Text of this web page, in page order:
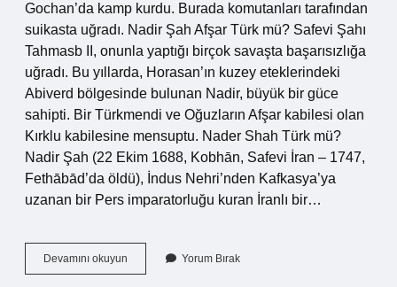
Gochan’da kamp kurdu. Burada komutanları tarafından
suikasta uğradı. Nadir Şah Afşar Türk mü? Safevi Şahı
Tahmasb II, onunla yaptığı birçok savaşta başarısızlığa
uğradı. Bu yıllarda, Horasan’ın kuzey eteklerindeki
Abiverd bölgesinde bulunan Nadir, büyük bir güce
sahipti. Bir Türkmendi ve Oğuzların Afşar kabilesi olan
Kırklu kabilesine mensuptu. Nader Shah Türk mü?
Nadir Şah (22 Ekim 1688, Kobhān, Safevi İran – 1747,
Fethābād’da öldü), İndus Nehri’nden Kafkasya’ya
uzanan bir Pers imparatorluğu kuran İranlı bir…
Devamını okuyun
Şah
Yorum Bırak